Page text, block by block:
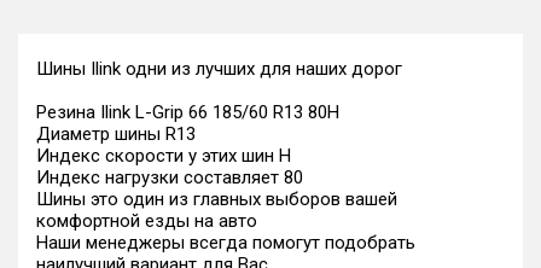
Шины Ilink одни из лучших для наших дорог
Резина Ilink L-Grip 66 185/60 R13 80H
Диаметр шины R13
Индекс скорости у этих шин H
Индекс нагрузки составляет 80
Шины это один из главных выборов вашей
комфортной езды на авто
Наши менеджеры всегда помогут подобрать